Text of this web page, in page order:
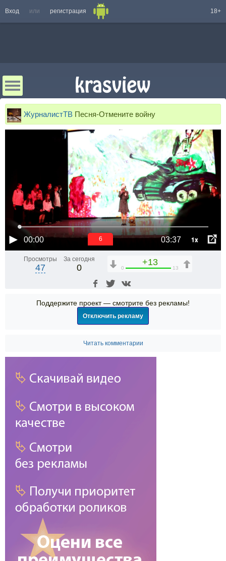
Вход или регистрация 18+
ЖурналистТВ Песня-Отмените войну
00:00 03:37 1x
6
Просмотры
47
За сегодня
0
+13
0 13
Поддержите проект — смотрите без рекламы!
Отключить рекламу
Читать комментарии